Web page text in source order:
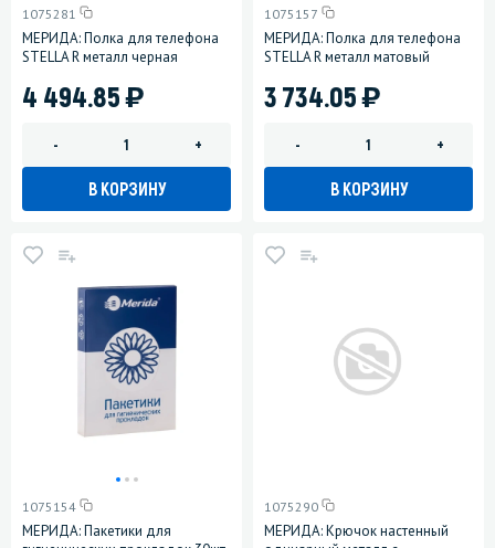
1075281
МЕРИДА: Полка для телефона
STELLA R металл черная
4 494.85)
- +
В КОРЗИНУ
1075157
МЕРИДА: Полка для телефона
STELLA R металл матовый
3 734.05)
- +
В КОРЗИНУ
1075154
МЕРИДА: Пакетики для
1075290
МЕРИДА: Крючок настенный